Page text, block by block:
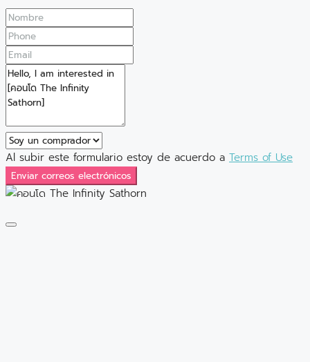
Al subir este formulario estoy de acuerdo a Terms of Use
Enviar correos electrónicos